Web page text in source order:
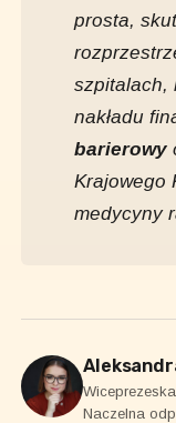
prosta,
szpitalach,
nakładu
barierowy
Krajowego
medycyny
Naczelna